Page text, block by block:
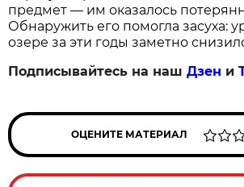
предмет — им оказалось
Обнаружить его помогла засуха:
озере за эти годы заметно
Подписывайтесь на нашДзен и
ОЦЕНИТЕ МАТЕРИАЛ